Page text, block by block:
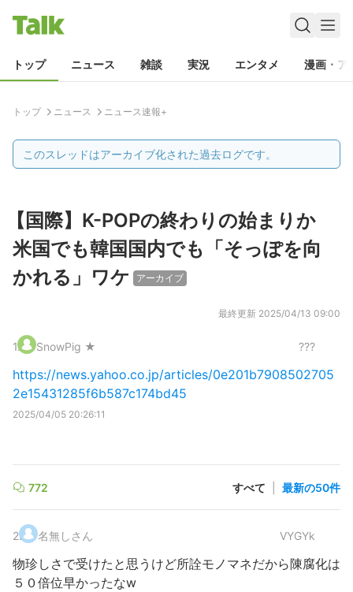
トップ ニュース 雑談 実況 エンタメ 漫画・ア
トップ ニュース ニュース速報+
このスレッドはアーカイブ化された過去ログです。
【国際】K-POPの終わりの始まりか
米国でも韓国国内でも「そっぽを向
かれる」ワケ
アーカイブ
最終更新 2025/04/13 09:00
1. SnowPig ★ ???
https://news.yahoo.co.jp/articles/0e201b7908502705
2e15431285f6b587c174bd45
2025/04/05 20:26:11
772 すべて 最新の50件
2. 名無しさん VYGYk
物珍しさで受けたと思うけど所詮モノマネだから陳腐化は
５０倍位早かったなw